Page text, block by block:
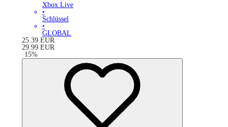
Xbox Live
•
Schlüssel
•
GLOBAL
25.39 EUR
29.99 EUR
-15%